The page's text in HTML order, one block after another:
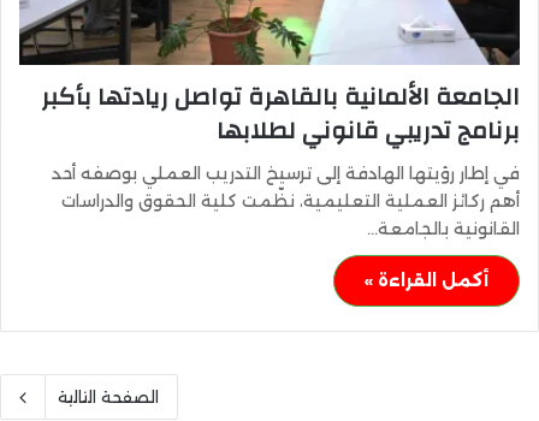
الجامعة الألمانية بالقاهرة تواصل ريادتها بأكبر
برنامج تدريبي قانوني لطلابها
في إطار رؤيتها الهادفة إلى ترسيخ التدريب العملي بوصفه أحد
أهم ركائز العملية التعليمية، نظّمت كلية الحقوق والدراسات
القانونية بالجامعة…
أكمل القراءة »
الصفحة التالية